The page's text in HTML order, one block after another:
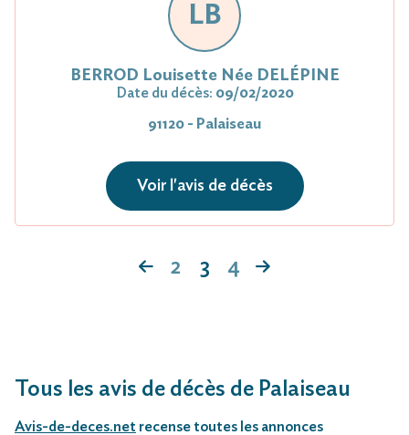
LB
BERROD Louisette Née DELÉPINE
Date du décès: 09/02/2020
91120 - Palaiseau
Voir l'avis de décès
2 3 4
Tous les avis de décès de Palaiseau
Avis-de-deces.net recense toutes les annonces